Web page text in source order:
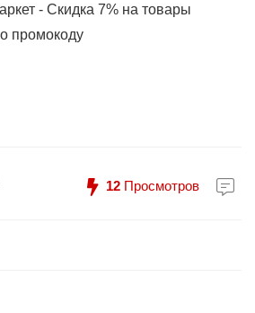
- Скидка 7% на товары
промокоду
12 Просмотров